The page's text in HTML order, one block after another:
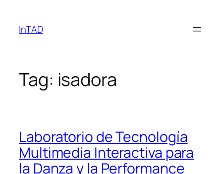
content
InTAD
Tag: isadora
Laboratorio de Tecnología
Multimedia Interactiva para
la Danza y la Performance